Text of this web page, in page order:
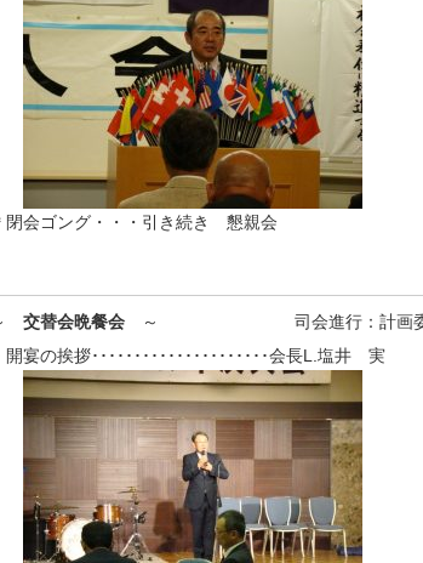
閉会ゴング・・・引き続き 懇親会
交替会晩餐会 ～ 司会進行：計画委
開宴の挨拶･････････････････････会長L.塩井 実